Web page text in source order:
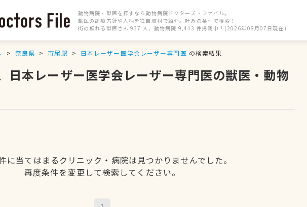
動物病院・獣医を探すなら動物病院ドクターズ・ファイル。
獣医の診療方針や人柄を独自取材で紹介。好みの条件で検索！
街の頼れる獣医さん 937 人、動物病院 9,443 件掲載中！(2026年08月07日現在)
奈良県 市尾駅 日本レーザー医学会レーザー専門医 の検索結果
日本レーザー医学会レーザー専門医の獣医・動物
に当てはまるクリニック・病院は見つかりませんでした。
再度条件を変更して検索してください。